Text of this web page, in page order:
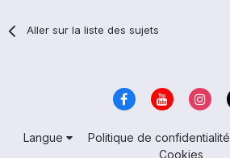
Aller sur la liste des sujets
Langue Politique de confidentialité
Cookies